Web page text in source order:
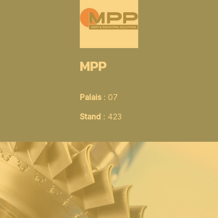
MPP
Palais: 07
Stand: 423